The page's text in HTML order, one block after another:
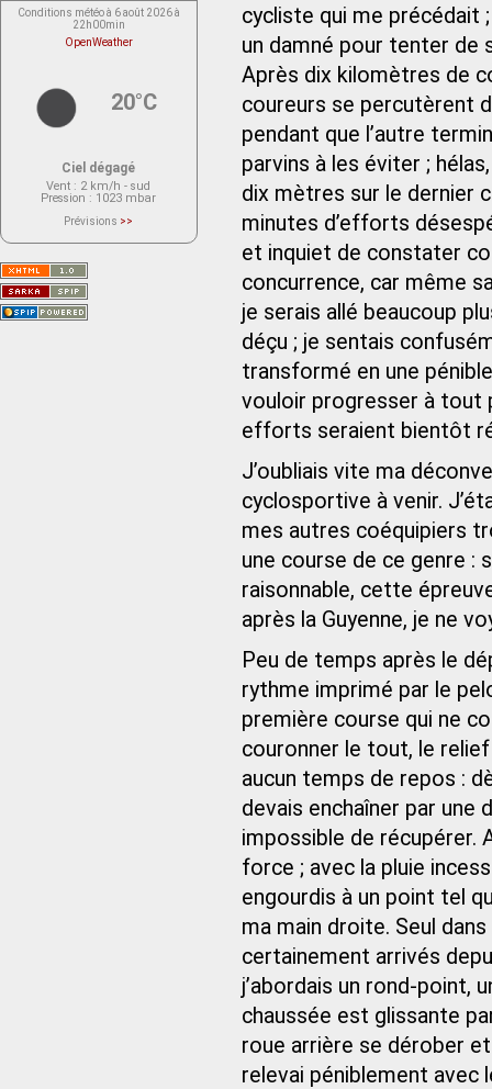
cycliste qui me précédait
un damné pour tenter de
Après dix kilomètres de
coureurs se percutèrent
pendant que l’autre
parvins à les éviter ;
dix mètres sur le dernier
minutes d’efforts
et inquiet de constater
concurrence, car même
je serais allé beaucoup
déçu ; je sentais
transformé en une
vouloir progresser à tout
efforts seraient bientôt
J’oubliais vite ma
cyclosportive à venir.
mes autres coéquipiers
une course de ce genre :
raisonnable, cette
après la Guyenne, je ne
Peu de temps après le
rythme imprimé par le
première course qui ne
couronner le tout, le
aucun temps de repos :
devais enchaîner par une
impossible de récupérer.
force ; avec la pluie
engourdis à un point tel
ma main droite. Seul
certainement arrivés
j’abordais un rond-point,
chaussée est glissante
roue arrière se dérober
relevai péniblement avec
Conditions météo à 6 août 2026 à
22h00min
OpenWeather
20°C
Ciel dégagé
Vent : 2 km/h - sud
Pression : 1023 mbar
Prévisions >>
actuellement aucune prévision
Saint-Nom.
Veuillez consulter le message du
service ci-dessous.
(401 - Invalid API key. Please see
https://openweathermap.org/faq#error401